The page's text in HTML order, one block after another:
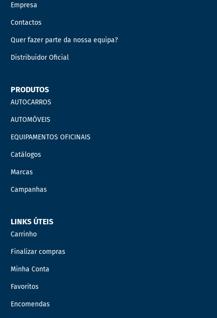
Empresa
Contactos
Quer fazer parte da nossa equipa?
Distribuidor Oficial
PRODUTOS
AUTOCARROS
AUTOMÓVEIS
EQUIPAMENTOS OFICINAIS
Catálogos
Marcas
Campanhas
LINKS ÚTEIS
Carrinho
Finalizar compras
Minha Conta
Favoritos
Encomendas